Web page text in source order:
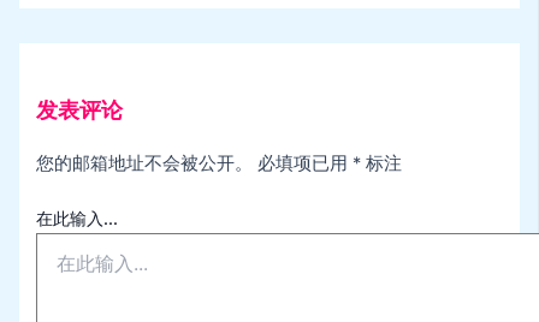
发表评论
您的邮箱地址不会被公开。 必填项已用 * 标注
在此输入...